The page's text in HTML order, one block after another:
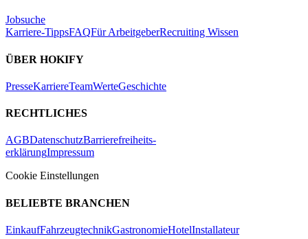
Jobsuche
Karriere-TippsFAQFür ArbeitgeberRecruiting Wissen
ÜBER HOKIFY
PresseKarriereTeamWerteGeschichte
RECHTLICHES
AGBDatenschutzBarrierefreiheits-
erklärungImpressum
Cookie Einstellungen
BELIEBTE BRANCHEN
EinkaufFahrzeugtechnikGastronomieHotelInstallateur